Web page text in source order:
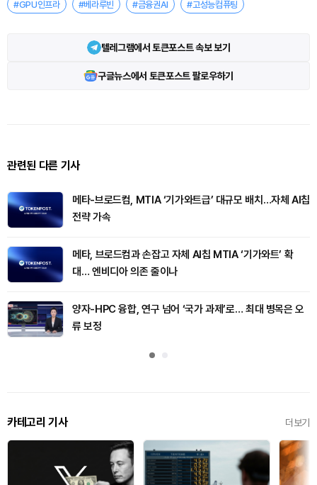
#GPU인프라 #베라루빈 #금융권AI #고성능컴퓨팅
텔레그램에서 토큰포스트 속보 보기
구글뉴스에서 토큰포스트 팔로우하기
관련된 다른 기사
메타-브로드컴, MTIA ‘기가와트급’ 대규모 배치…자체 AI칩
전략 가속
메타, 브로드컴과 손잡고 자체 AI칩 MTIA ‘기가와트’ 확
대… 엔비디아 의존 줄이나
양자-HPC 융합, 연구 넘어 ‘국가 과제’로… 최대 병목은 오
류 보정
카테고리 기사 더보기